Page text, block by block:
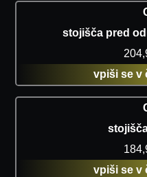
stojišča pred
vpiši se v
vpiši se v